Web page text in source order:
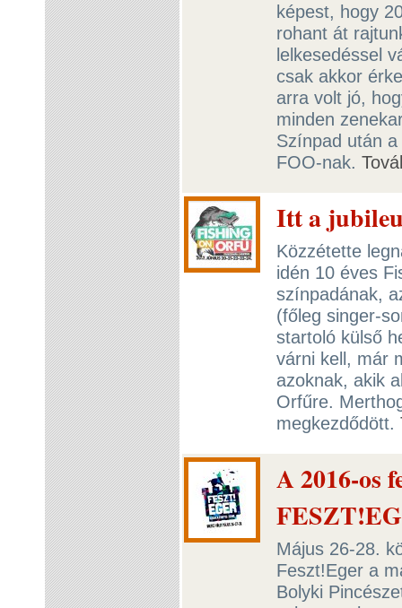
képest, hogy
rohant át
lelkesedéssel
csak akkor
arra volt jó,
minden
Színpad után
FOO-nak.
Itt a
Közzétette
idén 10 éves
színpadának,
(főleg singer-
startoló külső
várni kell, már
azoknak, akik
Orfűre.
megkezdődött.
A 2016-os
Május 26-28.
Feszt!Eger a
Bolyki